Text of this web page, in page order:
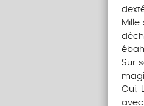
Sur
Oui,